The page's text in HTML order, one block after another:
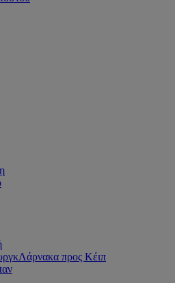
Λάρνακα προς Κέιπ